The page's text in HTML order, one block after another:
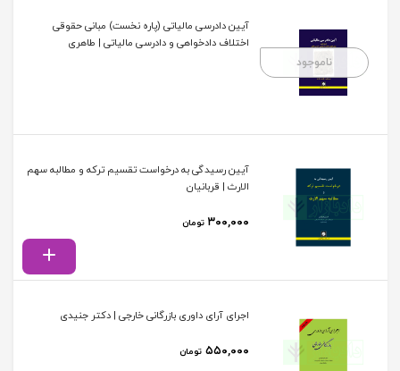
ناموجود
آیین دادرسی مالیاتی (پاره نخست) مبانی حقوقی
اختلاف دادخواهی و دادرسی مالیاتی | طاهری
آیین رسیدگی به درخواست تقسیم ترکه و مطالبه سهم
الارث | قربانیان
۳۰۰,۰۰۰ تومان
اجرای آرای داوری بازرگانی خارجی | دکتر جنیدی
۵۵۰,۰۰۰ تومان